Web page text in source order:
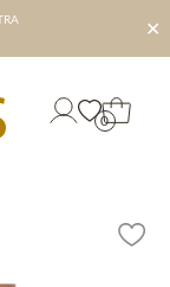
✕
0